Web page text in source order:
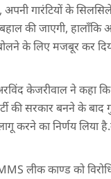
गारंटियों के
बहाल की जाएगी,
के लिए मजबूर कर
केजरीवाल ने कहा
की सरकार बनने के
करने का निर्णय लिया
MMS लीक काण्ड को